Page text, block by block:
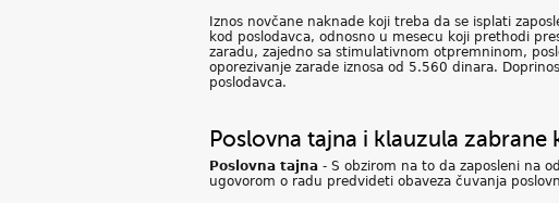
Iznos novčane naknade koji treba da se isplati
kod poslodavca, odnosno u mesecu koji prethodi
zaradu, zajedno sa stimulativnom otpremninom,
oporezivanje zarade iznosa od 5.560 dinara.
poslodavca.
Poslovna tajna i klauzula zabrane
Poslovna tajna - S obzirom na to da zaposleni na
ugovorom o radu predvideti obaveza čuvanja